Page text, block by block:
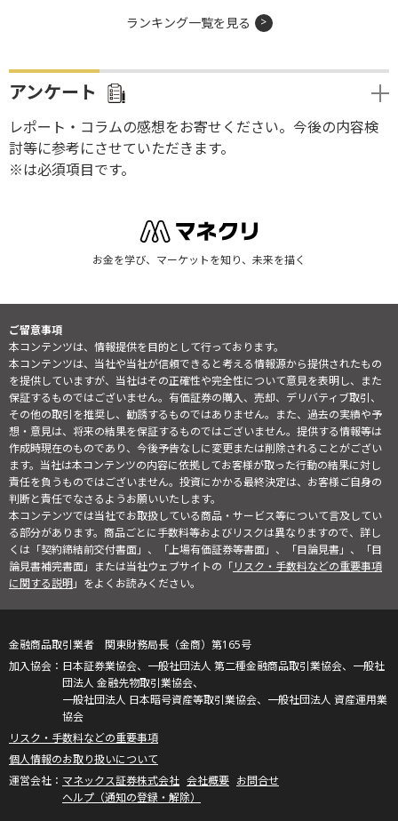
ランキング一覧を見る
アンケート
レポート・コラムの感想をお寄せください。今後の内容検
討等に参考にさせていただきます。
※は必須項目です。
お金を学び、マーケットを知り、未来を描く
ご留意事項
本コンテンツは、情報提供を目的として行っております。
本コンテンツは、当社や当社が信頼できると考える情報源から提供されたもの
を提供していますが、当社はその正確性や完全性について意見を表明し、また
保証するものではございません。有価証券の購入、売却、デリバティブ取引、
その他の取引を推奨し、勧誘するものではありません。また、過去の実績や予
想・意見は、将来の結果を保証するものではございません。提供する情報等は
作成時現在のものであり、今後予告なしに変更または削除されることがござい
ます。当社は本コンテンツの内容に依拠してお客様が取った行動の結果に対し
責任を負うものではございません。投資にかかる最終決定は、お客様ご自身の
判断と責任でなさるようお願いいたします。
本コンテンツでは当社でお取扱している商品・サービス等について言及してい
る部分があります。商品ごとに手数料等およびリスクは異なりますので、詳し
くは「契約締結前交付書面」、「上場有価証券等書面」、「目論見書」、「目
論見書補完書面」または当社ウェブサイトの「リスク・手数料などの重要事項
に関する説明」をよくお読みください。
金融商品取引業者 関東財務局長（金商）第165号
日本証券業協会、一般社団法人 第二種金融商品取引業協会、一般社
団法人 金融先物取引業協会、
一般社団法人 日本暗号資産等取引業協会、一般社団法人 資産運用業
協会
リスク・手数料などの重要事項
個人情報のお取り扱いについて
マネックス証券株式会社 会社概要 お問合せ
ヘルプ（通知の登録・解除）